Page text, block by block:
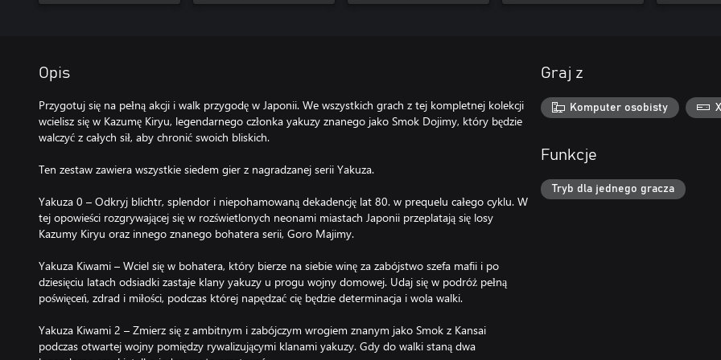
Opis
Przygotuj się na pełną akcji i walk przygodę w Japonii. We wszystkich grach z tej kompletnej kolekcji
wcielisz się w Kazumę Kiryu, legendarnego członka yakuzy znanego jako Smok Dojimy, który będzie
walczyć z całych sił, aby chronić swoich bliskich.
Ten zestaw zawiera wszystkie siedem gier z nagradzanej serii Yakuza.
Yakuza 0 – Odkryj blichtr, splendor i niepohamowaną dekadencję lat 80. w prequelu całego cyklu. W
tej opowieści rozgrywającej się w rozświetlonych neonami miastach Japonii przeplatają się losy
Kazumy Kiryu oraz innego znanego bohatera serii, Goro Majimy.
Yakuza Kiwami – Wciel się w bohatera, który bierze na siebie winę za zabójstwo szefa mafii i po
dziesięciu latach odsiadki zastaje klany yakuzy u progu wojny domowej. Udaj się w podróż pełną
poświęceń, zdrad i miłości, podczas której napędzać cię będzie determinacja i wola walki.
Yakuza Kiwami 2 – Zmierz się z ambitnym i zabójczym wrogiem znanym jako Smok z Kansai
podczas otwartej wojny pomiędzy rywalizującymi klanami yakuzy. Gdy do walki staną dwa
Graj z
Komputer osobisty
Funkcje
Tryb dla jednego gracza